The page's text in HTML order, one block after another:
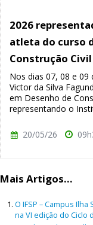
2026
atleta do curso
Construção Civil
Nos dias 07, 08 e
Victor da Silva
em Desenho de
representando o
20/05/26
Mais Artigos...
O IFSP – Campus
na VI edição do Ciclo